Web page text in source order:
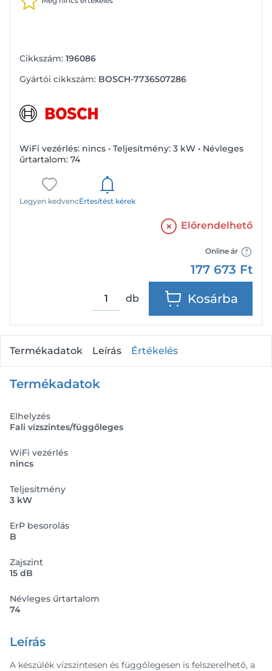
Cikkszám: 196086
Gyártói cikkszám: BOSCH-7736507286
WiFi vezérlés: nincs • Teljesítmény: 3 kW • Névleges
űrtartalom: 74
Legyen kedvencÉrtesítést kérek
Előrendelhető
Online ár
177 673 Ft
db Kosárba
Termékadatok Leírás Értékelés
Termékadatok
Elhelyzés
Fali vízszintes/függőleges
WiFi vezérlés
nincs
Teljesítmény
3 kW
ErP besorolás
B
Zajszint
15 dB
Névleges űrtartalom
74
Leírás
A készülék vízszintesen és függőlegesen is felszerelhető, a